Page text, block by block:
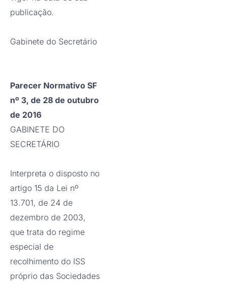
publicação.
Gabinete do Secretário
Parecer Normativo SF
nº 3, de 28 de outubro
de 2016
GABINETE DO
SECRETÁRIO
Interpreta o disposto no
artigo 15 da Lei nº
13.701, de 24 de
dezembro de 2003,
que trata do regime
especial de
recolhimento do ISS
próprio das Sociedades